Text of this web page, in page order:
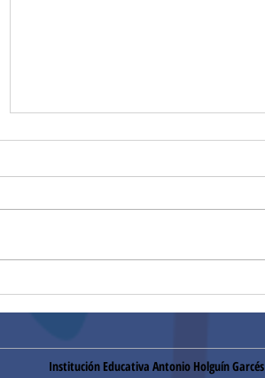
¡Gracias!
Institución Educativa Antonio Holguín Garcés